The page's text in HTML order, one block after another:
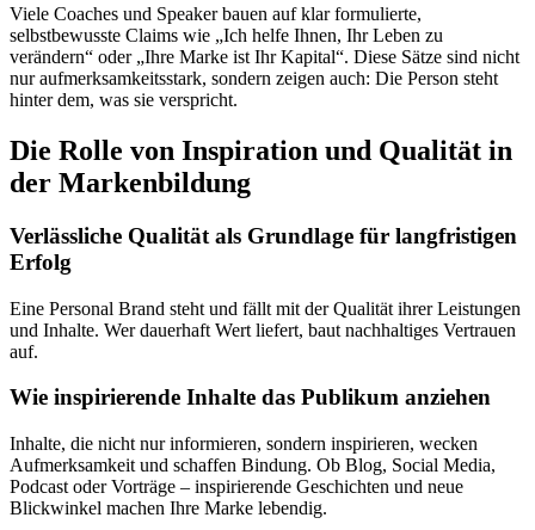
Viele Coaches und Speaker bauen auf klar formulierte,
selbstbewusste Claims wie „Ich helfe Ihnen, Ihr Leben zu
verändern“ oder „Ihre Marke ist Ihr Kapital“. Diese Sätze sind nicht
nur aufmerksamkeitsstark, sondern zeigen auch: Die Person steht
hinter dem, was sie verspricht.
Die Rolle von Inspiration und Qualität in
der Markenbildung
Verlässliche Qualität als Grundlage für langfristigen
Erfolg
Eine Personal Brand steht und fällt mit der Qualität ihrer Leistungen
und Inhalte. Wer dauerhaft Wert liefert, baut nachhaltiges Vertrauen
auf.
Wie inspirierende Inhalte das Publikum anziehen
Inhalte, die nicht nur informieren, sondern inspirieren, wecken
Aufmerksamkeit und schaffen Bindung. Ob Blog, Social Media,
Podcast oder Vorträge – inspirierende Geschichten und neue
Blickwinkel machen Ihre Marke lebendig.